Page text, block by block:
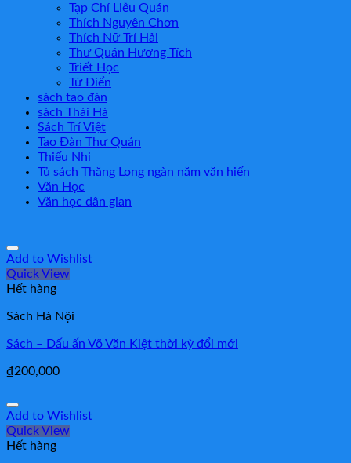
Tạp Chí Liễu Quán
Thích Nguyên Chơn
Thích Nữ Trí Hải
Thư Quán Hương Tích
Triết Học
Từ Điển
sách tao đàn
sách Thái Hà
Sách Trí Việt
Tao Đàn Thư Quán
Thiếu Nhi
Tủ sách Thăng Long ngàn năm văn hiến
Văn Học
Văn học dân gian
Add to Wishlist
Quick View
Hết hàng
Sách Hà Nội
Sách – Dấu ấn Võ Văn Kiệt thời kỳ đổi mới
₫200,000
Add to Wishlist
Quick View
Hết hàng